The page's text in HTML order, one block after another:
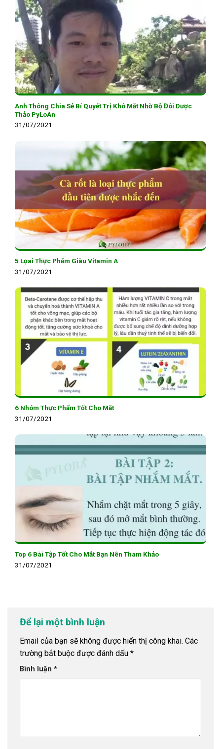
Anh Thông Chia Sẻ Bí Quyết Trị Khô Mắt Nhờ Bộ Đôi Dược
Thảo PyLoAn
31/07/2021
5 Lọai Thực Phẩm Giàu Vitamin A
31/07/2021
6 Nhóm Thực Phẩm Tốt Cho Mắt
31/07/2021
Top 6 Bài Tập Tốt Cho Mắt Bạn Nên Tham Khảo
31/07/2021
Để lại một bình luận
Email của bạn sẽ không được hiển thị công khai. Các
trường bắt buộc được đánh dấu *
Bình luận *